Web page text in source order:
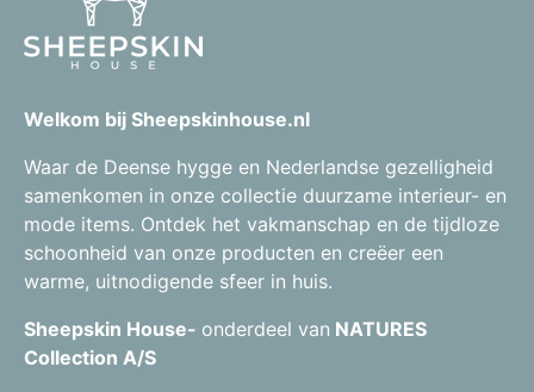
Welkom bij Sheepskinhouse.nl
Waar de Deense hygge en Nederlandse gezelligheid
samenkomen in onze collectie duurzame interieur- en
mode items. Ontdek het vakmanschap en de tijdloze
schoonheid van onze producten en creëer een
warme, uitnodigende sfeer in huis.
Sheepskin House- onderdeel van NATURES
Collection A/S